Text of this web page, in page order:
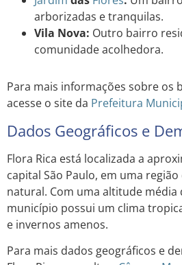
arborizadas e tranquilas.
Vila Nova: Outro bairro
comunidade acolhedora.
Para mais informações sobre os
acesse o site da Prefeitura
Dados Geográficos e
Flora Rica está localizada a
capital São Paulo, em uma
natural. Com uma altitude média
município possui um clima
e invernos amenos.
Para mais dados geográficos e